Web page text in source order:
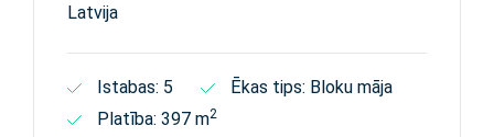
Latvija
Istabas: 5
Ēkas tips: Bloku māja
Platība: 397 m2